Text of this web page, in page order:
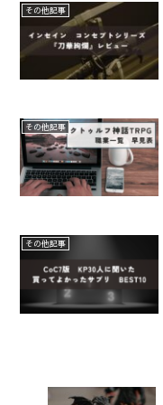
その他記事
その他記事
その他記事